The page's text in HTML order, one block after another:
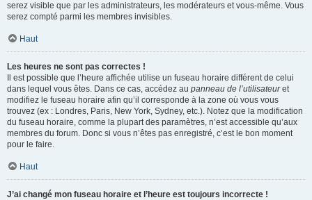
serez visible que par les administrateurs, les modérateurs et vous-même. Vous
serez compté parmi les membres invisibles.
Haut
Les heures ne sont pas correctes !
Il est possible que l’heure affichée utilise un fuseau horaire différent de celui
dans lequel vous êtes. Dans ce cas, accédez au panneau de l’utilisateuret
modifiez le fuseau horaire afin qu’il corresponde à la zone où vous vous
trouvez (ex : Londres, Paris, New York, Sydney, etc.). Notez que la modification
du fuseau horaire, comme la plupart des paramètres, n’est accessible qu’aux
membres du forum. Donc si vous n’êtes pas enregistré, c’est le bon moment
pour le faire.
Haut
J’ai changé mon fuseau horaire et l’heure est toujours incorrecte !